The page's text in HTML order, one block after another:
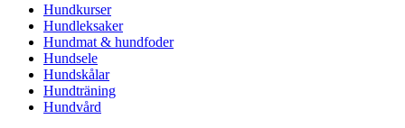
Hundkurser
Hundleksaker
Hundmat & hundfoder
Hundsele
Hundskålar
Hundträning
Hundvård